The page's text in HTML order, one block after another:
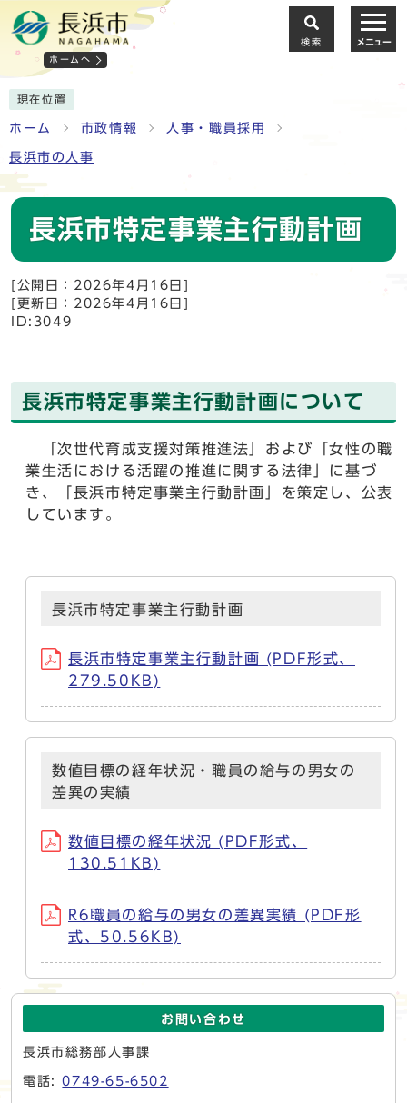
ホームへ
検索 メニュー
現在位置
ホーム 市政情報 人事・職員採用
長浜市の人事
長浜市特定事業主行動計画
[公開日：2026年4月16日]
[更新日：2026年4月16日]
ID:3049
長浜市特定事業主行動計画について
「次世代育成支援対策推進法」および「女性の職
業生活における活躍の推進に関する法律」に基づ
き、「長浜市特定事業主行動計画」を策定し、公表
しています。
長浜市特定事業主行動計画
長浜市特定事業主行動計画 (PDF形式、
279.50KB)
数値目標の経年状況・職員の給与の男女の
差異の実績
数値目標の経年状況 (PDF形式、
130.51KB)
R6職員の給与の男女の差異実績 (PDF形
式、50.56KB)
お問い合わせ
長浜市総務部人事課
電話:0749-65-6502